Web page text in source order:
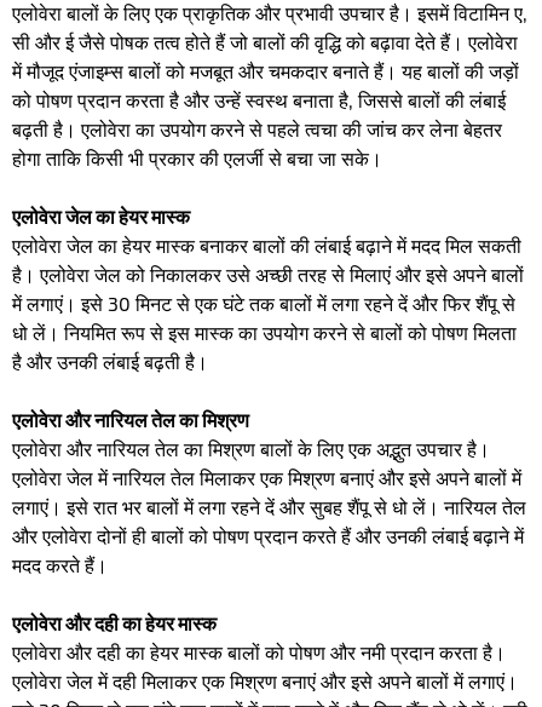
एलोवेरा बालों के लिए एक प्राकृतिक और प्रभावी उपचार है। इसमें विटामिन ए,
सी और ई जैसे पोषक तत्व होते हैं जो बालों की वृद्धि को बढ़ावा देते हैं। एलोवेरा
में मौजूद एंजाइम्स बालों को मजबूत और चमकदार बनाते हैं। यह बालों की जड़ों
को पोषण प्रदान करता है और उन्हें स्वस्थ बनाता है, जिससे बालों की लंबाई
बढ़ती है। एलोवेरा का उपयोग करने से पहले त्वचा की जांच कर लेना बेहतर
होगा ताकि किसी भी प्रकार की एलर्जी से बचा जा सके।
एलोवेरा जेल का हेयर मास्क
एलोवेरा जेल का हेयर मास्क बनाकर बालों की लंबाई बढ़ाने में मदद मिल सकती
है। एलोवेरा जेल को निकालकर उसे अच्छी तरह से मिलाएं और इसे अपने बालों
में लगाएं। इसे 30 मिनट से एक घंटे तक बालों में लगा रहने दें और फिर शैंपू से
धो लें। नियमित रूप से इस मास्क का उपयोग करने से बालों को पोषण मिलता
है और उनकी लंबाई बढ़ती है।
एलोवेरा और नारियल तेल का मिश्रण
एलोवेरा और नारियल तेल का मिश्रण बालों के लिए एक अद्भुत उपचार है।
एलोवेरा जेल में नारियल तेल मिलाकर एक मिश्रण बनाएं और इसे अपने बालों में
लगाएं। इसे रात भर बालों में लगा रहने दें और सुबह शैंपू से धो लें। नारियल तेल
और एलोवेरा दोनों ही बालों को पोषण प्रदान करते हैं और उनकी लंबाई बढ़ाने में
मदद करते हैं।
एलोवेरा और दही का हेयर मास्क
एलोवेरा और दही का हेयर मास्क बालों को पोषण और नमी प्रदान करता है।
एलोवेरा जेल में दही मिलाकर एक मिश्रण बनाएं और इसे अपने बालों में लगाएं।